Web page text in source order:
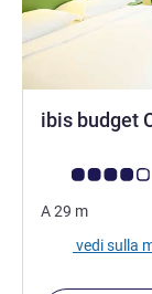
ibis budget
Giudizio clienti
A29 m
vedi sulla